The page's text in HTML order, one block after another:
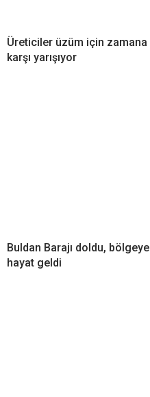
Üreticiler üzüm için zamana
karşı yarışıyor
Buldan Barajı doldu, bölgeye
hayat geldi